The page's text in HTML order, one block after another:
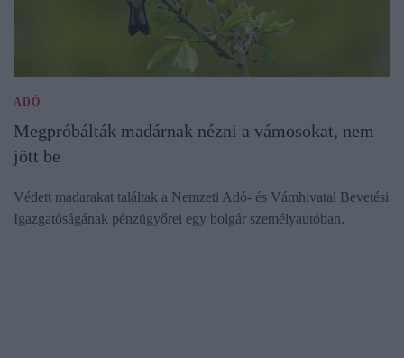
ADÓ
Megpróbálták madárnak nézni a vámosokat, nem
jött be
Védett madarakat találtak a Nemzeti Adó- és Vámhivatal Bevetési
Igazgatóságának pénzügyőrei egy bolgár személyautóban.